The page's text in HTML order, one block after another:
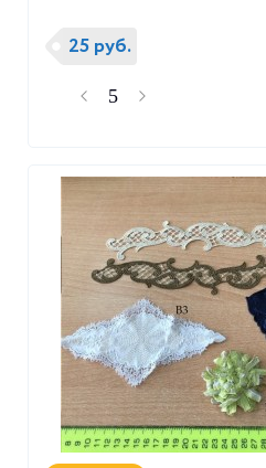
25 руб.